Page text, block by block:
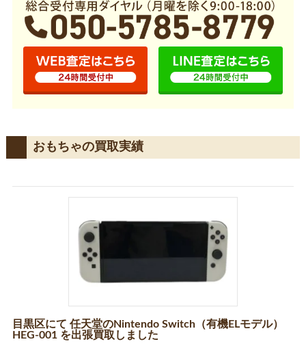
おもちゃの買取実績
目黒区にて 任天堂のNintendo Switch（有機ELモデル）
HEG-001 を出張買取しました